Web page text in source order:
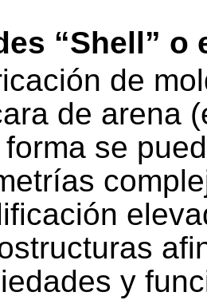
“Shell” o
de
de arena
se
y